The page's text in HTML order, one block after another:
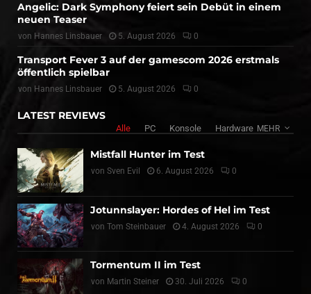
Angelic: Dark Symphony feiert sein Debüt in einem
neuen Teaser
von Hannes Linsbauer 5. August 2026 0
Transport Fever 3 auf der gamescom 2026 erstmals
öffentlich spielbar
von Hannes Linsbauer 5. August 2026 0
LATEST REVIEWS
Alle PC Konsole Hardware MEHR
Mistfall Hunter im Test
von Sven Evil 6. August 2026 0
Jotunnslayer: Hordes of Hel im Test
von Tom Steinbauer 4. August 2026 0
Tormentum II im Test
von Martin Steiner 30. Juli 2026 0